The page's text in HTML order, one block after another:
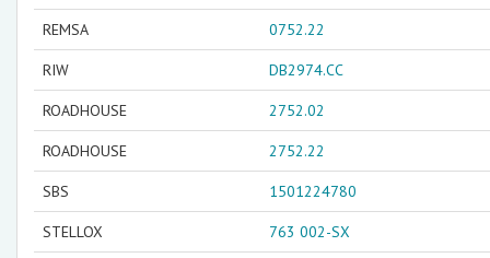
REMSA 0752.22
RIW DB2974.CC
ROADHOUSE 2752.02
ROADHOUSE 2752.22
SBS 1501224780
STELLOX 763 002-SX